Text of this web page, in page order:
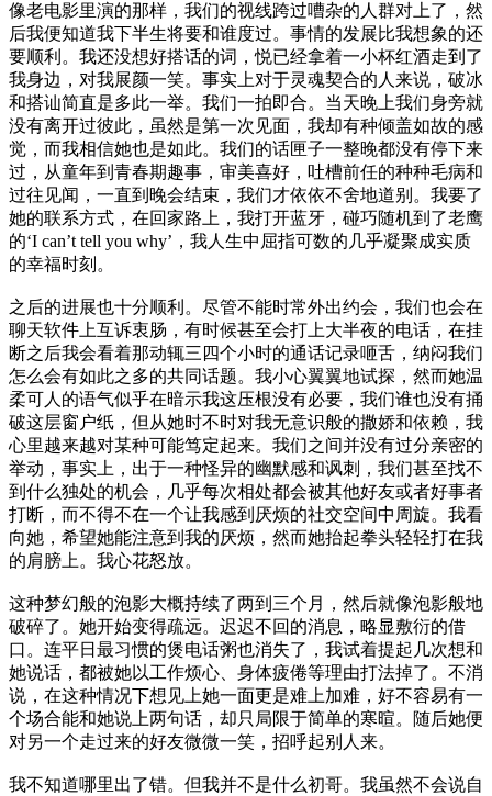
像老电影里演的那样，我们的视线跨过嘈杂的人群对上了，然
后我便知道我下半生将要和谁度过。事情的发展比我想象的还
要顺利。我还没想好搭话的词，悦已经拿着一小杯红酒走到了
我身边，对我展颜一笑。事实上对于灵魂契合的人来说，破冰
和搭讪简直是多此一举。我们一拍即合。当天晚上我们身旁就
没有离开过彼此，虽然是第一次见面，我却有种倾盖如故的感
觉，而我相信她也是如此。我们的话匣子一整晚都没有停下来
过，从童年到青春期趣事，审美喜好，吐槽前任的种种毛病和
过往见闻，一直到晚会结束，我们才依依不舍地道别。我要了
她的联系方式，在回家路上，我打开蓝牙，碰巧随机到了老鹰
的‘I can’t tell you why’，我人生中屈指可数的几乎凝聚成实质
的幸福时刻。
之后的进展也十分顺利。尽管不能时常外出约会，我们也会在
聊天软件上互诉衷肠，有时候甚至会打上大半夜的电话，在挂
断之后我会看着那动辄三四个小时的通话记录咂舌，纳闷我们
怎么会有如此之多的共同话题。我小心翼翼地试探，然而她温
柔可人的语气似乎在暗示我这压根没有必要，我们谁也没有捅
破这层窗户纸，但从她时不时对我无意识般的撒娇和依赖，我
心里越来越对某种可能笃定起来。我们之间并没有过分亲密的
举动，事实上，出于一种怪异的幽默感和讽刺，我们甚至找不
到什么独处的机会，几乎每次相处都会被其他好友或者好事者
打断，而不得不在一个让我感到厌烦的社交空间中周旋。我看
向她，希望她能注意到我的厌烦，然而她抬起拳头轻轻打在我
的肩膀上。我心花怒放。
这种梦幻般的泡影大概持续了两到三个月，然后就像泡影般地
破碎了。她开始变得疏远。迟迟不回的消息，略显敷衍的借
口。连平日最习惯的煲电话粥也消失了，我试着提起几次想和
她说话，都被她以工作烦心、身体疲倦等理由打法掉了。不消
说，在这种情况下想见上她一面更是难上加难，好不容易有一
个场合能和她说上两句话，却只局限于简单的寒暄。随后她便
对另一个走过来的好友微微一笑，招呼起别人来。
我不知道哪里出了错。但我并不是什么初哥。我虽然不会说自